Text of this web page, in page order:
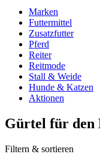
Marken
Futtermittel
Zusatzfutter
Pferd
Reiter
Reitmode
Stall & Weide
Hunde & Katzen
Aktionen
Gürtel für den
Filtern & sortieren